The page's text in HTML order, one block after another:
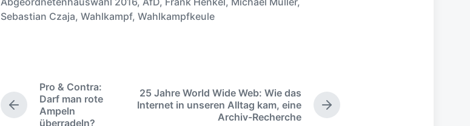
r
ö
l
r
ö
S
w
ö
Sebastian Czaja, Wahlkampf, Wahlkampfkeule
V
o
Pro & Contra:
Darf man rote
Ampeln
überradeln?
N
ä
25 Jahre World Wide Web: Wie das
Internet in unseren Alltag kam, eine
Archiv-Recherche